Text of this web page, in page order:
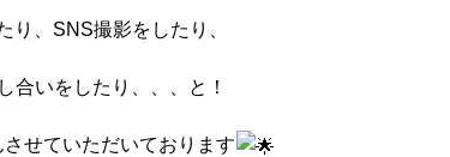
り、SNS撮影をしたり、
合いをしたり、、、と！
せていただいております